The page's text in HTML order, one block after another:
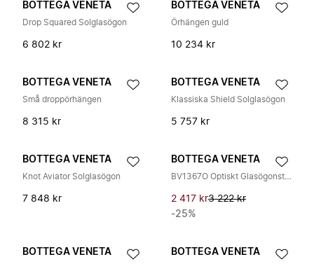
BOTTEGA VENETA
Drop Squared Solglasögon
6 802 kr
BOTTEGA VENETA
Örhängen guld
10 234 kr
BOTTEGA VENETA
Små droppörhängen
8 315 kr
BOTTEGA VENETA
Klassiska Shield Solglasögon
5 757 kr
BOTTEGA VENETA
Knot Aviator Solglasögon
7 848 kr
BOTTEGA VENETA
BV1367O Optiskt Glasögonställ
2 417 kr3 222 kr
-25%
BOTTEGA VENETA BOTTEGA VENETA